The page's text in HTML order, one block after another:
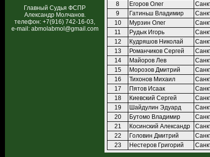
Главный Судья ФСПР
Александр Молчанов.
телефон: +7(916) 742-16-03,
e-mail: abmolabmol@gmail.com
8
Егоров Олег
9
Гатиньш Владимир
10
Мурзин Олег
11
Рудык Игорь
12
Кудряшов Николай
13
Романчиков Сергей
14
Майоров Лев
15
Морозов Дмитрий
16
Тихонов Михаил
17
Пятов Исаак
18
Киевский Сергей
19
Шайдулин Эдуард
20
Бутомо Владимир
21
Косинский Александр
22
Головин Дмитрий
23
Нестеров Григорий